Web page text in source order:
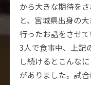
から大きな期待を
と、宮城県出身の
行ったお話をさせて
3人で食事中、上記
し続けるとこんな
がありました。試